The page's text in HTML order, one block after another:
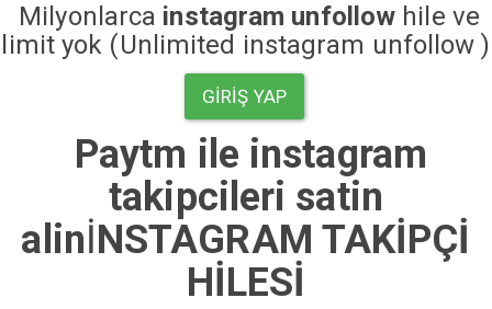
Milyonlarca instagram unfollow hile ve
limit yok (Unlimited instagram unfollow )
GIRIŞ YAP
Paytm ile instagram
takipcileri satin
alinİNSTAGRAM TAKİPÇİ
HİLESİ